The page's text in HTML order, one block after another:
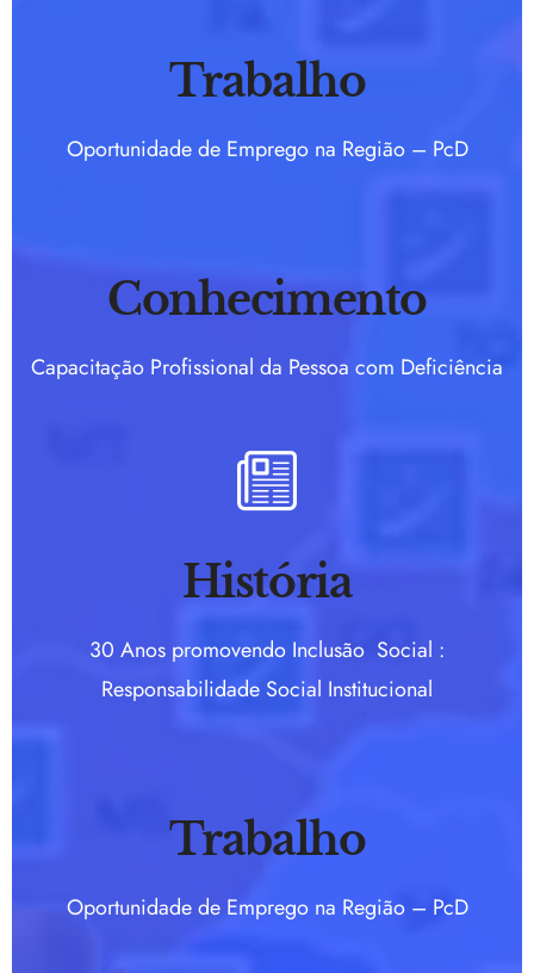
Trabalho
Oportunidade de Emprego na Região – PcD
Conhecimento
Capacitação Profissional da Pessoa com Deficiência
História
30 Anos promovendo Inclusão Social :
Responsabilidade Social Institucional
Trabalho
Oportunidade de Emprego na Região – PcD